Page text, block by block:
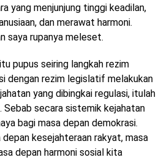
yang menjunjung tinggi keadilan,
dan merawat harmoni.
saya rupanya meleset.
pupus seiring langkah rezim
dengan rezim legislatif melakukan
yang dibingkai regulasi, itulah
Sebab secara sistemik kejahatan
bagi masa depan demokrasi.
kesejahteraan rakyat, masa
depan harmoni sosial kita